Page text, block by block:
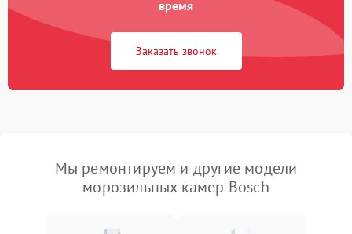
время
Заказать звонок
Мы ремонтируем и другие модели
морозильных камер Bosch